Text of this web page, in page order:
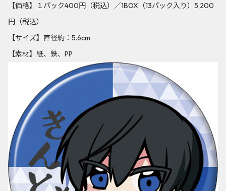
【価格】１パック400円（税込）／1BOX（13パック入り）5,200
円（税込）
【サイズ】直径約：5.6cm
【素材】紙、鉄、PP